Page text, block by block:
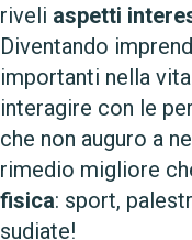
riveli aspetti
Diventando
importanti nella
interagire con le
che non auguro a
rimedio migliore
fisica: sport,
sudiate!